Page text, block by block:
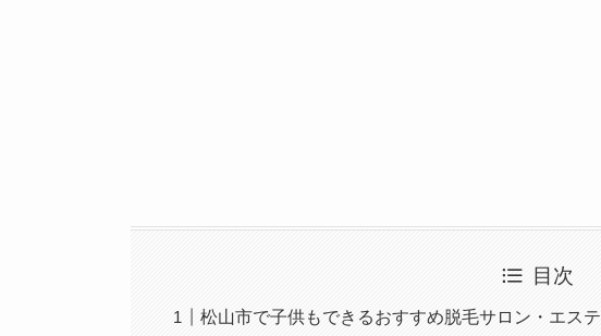
目次
松山市で子供もできるおすすめ脱毛サロン・エステ